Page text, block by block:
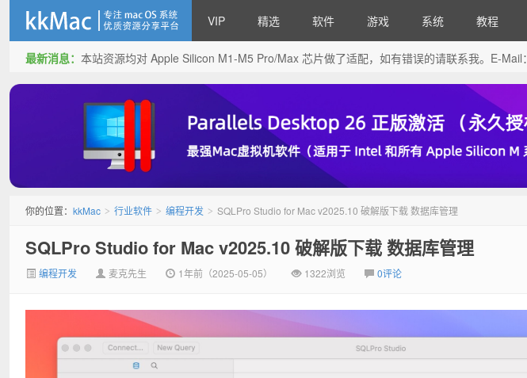
kkMac
VIP 精选 软件 游戏 系统 教程
最新消息： 本站资源均对 Apple Silicon M1-M5 Pro/Max 芯片做了适配，如有错误的请联系我。E-Mail：
你的位置： kkMac > 行业软件 > 编程开发 > SQLPro Studio for Mac v2025.10 破解版下载 数据库管理
SQLPro Studio for Mac v2025.10 破解版下载 数据库管理
编程开发 麦克先生 1年前（2025-05-05） 1322浏览 0评论